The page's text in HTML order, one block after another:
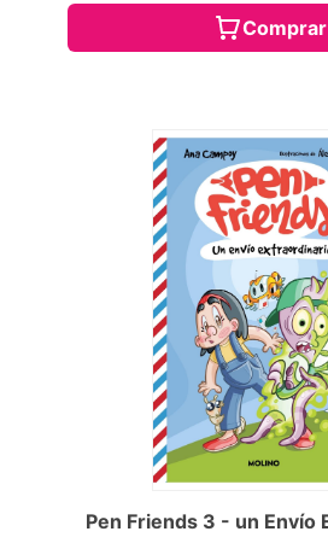
Comprar
Pen Friends 3 - un Envío